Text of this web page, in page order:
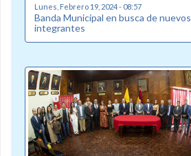
Lunes, Febrero 19, 2024 - 08:57
Banda Municipal en busca de nuevos
integrantes